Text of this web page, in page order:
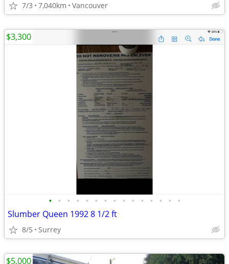
7/3 7,040km Vancouver
• • • • • • • • • • • • • • •
Slumber Queen 1992 8 1/2 ft
8/5 Surrey
$3,300
$5,000